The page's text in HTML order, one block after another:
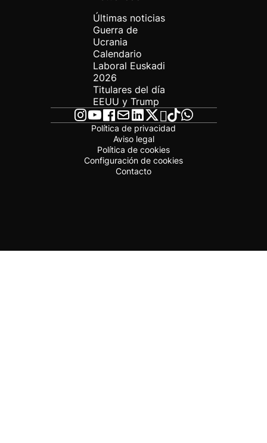
Últimas noticias
Guerra de
Ucrania
Calendario
Laboral Euskadi
2026
Titulares del día
EEUU y Trump
Política de privacidad
Aviso legal
Política de cookies
Configuración de cookies
Contacto